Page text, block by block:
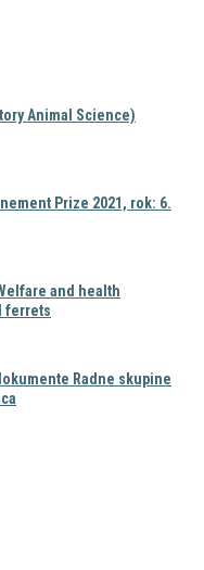
Animal Science)
Prize 2021, rok: 6.
and health
ferrets
Radne skupine